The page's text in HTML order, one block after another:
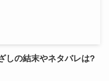
しの結末やネタバレは?